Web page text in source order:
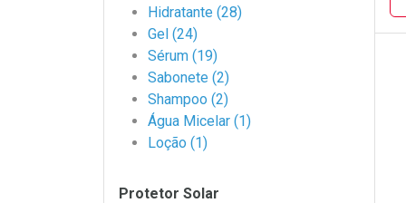
Hidratante (28)
Gel (24)
Sérum (19)
Sabonete (2)
Shampoo (2)
Água Micelar (1)
Loção (1)
Protetor Solar